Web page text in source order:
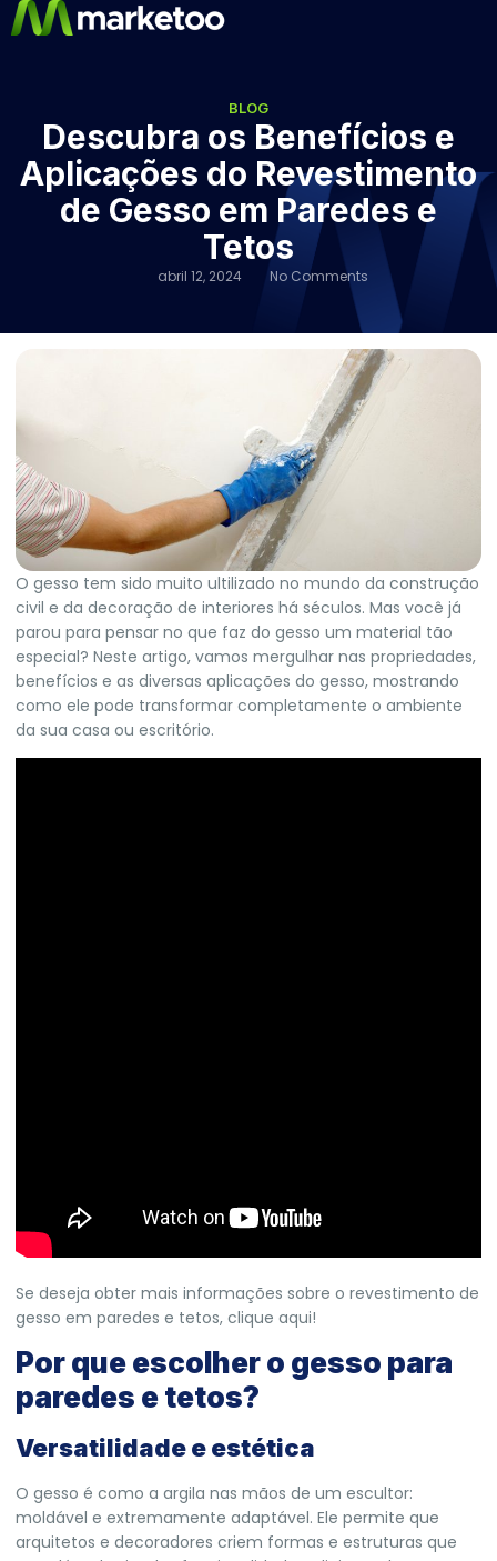
BLOG
Descubra os Benefícios e
Aplicações do Revestimento
de Gesso em Paredes e
Tetos
abril 12, 2024 No Comments
O gesso tem sido muito ultilizado no mundo da construção
civil e da decoração de interiores há séculos. Mas você já
parou para pensar no que faz do gesso um material tão
especial? Neste artigo, vamos mergulhar nas propriedades,
benefícios e as diversas aplicações do gesso, mostrando
como ele pode transformar completamente o ambiente
da sua casa ou escritório.
Se deseja obter mais informações sobre o revestimento de
gesso em paredes e tetos, clique aqui!
Por que escolher o gesso para
paredes e tetos?
Versatilidade e estética
O gesso é como a argila nas mãos de um escultor:
moldável e extremamente adaptável. Ele permite que
arquitetos e decoradores criem formas e estruturas que